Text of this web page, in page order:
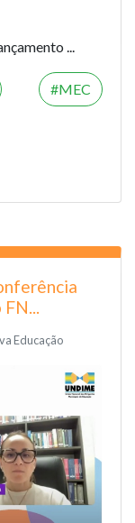
...
MEC
Educação